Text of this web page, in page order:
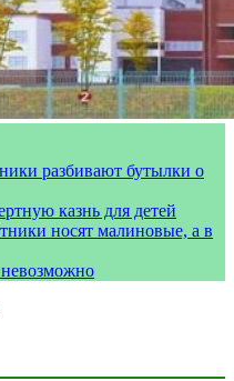
разбивают бутылки о
казнь для детей
носят малиновые, а в